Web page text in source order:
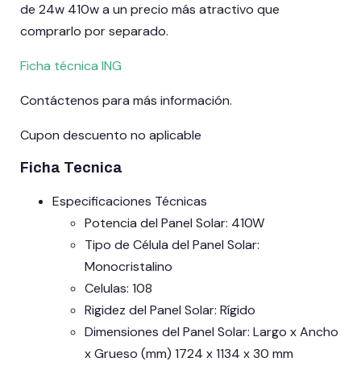
de 24w 410w a un precio más atractivo que
comprarlo por separado.
Ficha técnica ING
Contáctenos para más información.
Cupon descuento no aplicable
Ficha Tecnica
Especificaciones Técnicas
Potencia del Panel Solar: 410W
Tipo de Célula del Panel Solar:
Monocristalino
Celulas: 108
Rigidez del Panel Solar: Rígido
Dimensiones del Panel Solar: Largo x Ancho
x Grueso (mm) 1724 x 1134 x 30 mm